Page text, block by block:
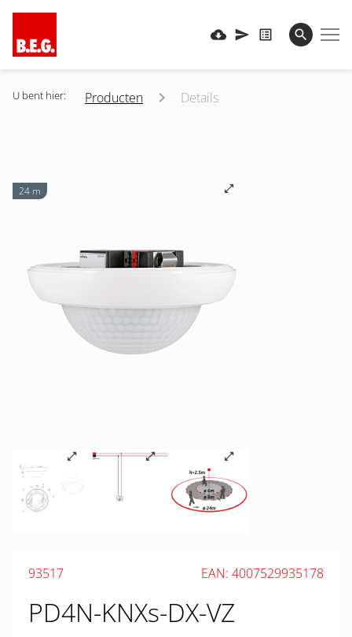
U bent hier: Producten Details
24 m
93517 EAN: 4007529935178
PD4N-KNXs-DX-VZ